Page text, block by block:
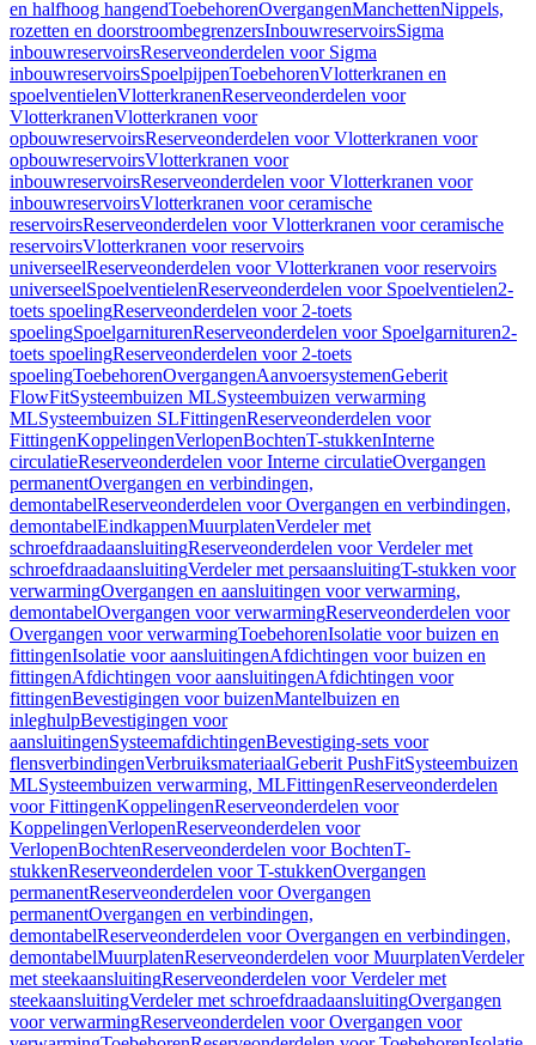
en halfhoog hangendToebehorenOvergangenManchettenNippels,
rozetten en doorstroombegrenzersInbouwreservoirsSigma
inbouwreservoirsReserveonderdelen voor Sigma
inbouwreservoirsSpoelpijpenToebehorenVlotterkranen en
spoelventielenVlotterkranenReserveonderdelen voor
VlotterkranenVlotterkranen voor
opbouwreservoirsReserveonderdelen voor Vlotterkranen voor
opbouwreservoirsVlotterkranen voor
inbouwreservoirsReserveonderdelen voor Vlotterkranen voor
inbouwreservoirsVlotterkranen voor ceramische
reservoirsReserveonderdelen voor Vlotterkranen voor ceramische
reservoirsVlotterkranen voor reservoirs
universeelReserveonderdelen voor Vlotterkranen voor reservoirs
universeelSpoelventielenReserveonderdelen voor Spoelventielen2-
toets spoelingReserveonderdelen voor 2-toets
spoelingSpoelgarniturenReserveonderdelen voor Spoelgarnituren2-
toets spoelingReserveonderdelen voor 2-toets
spoelingToebehorenOvergangenAanvoersystemenGeberit
FlowFitSysteembuizen MLSysteembuizen verwarming
MLSysteembuizen SLFittingenReserveonderdelen voor
FittingenKoppelingenVerlopenBochtenT-stukkenInterne
circulatieReserveonderdelen voor Interne circulatieOvergangen
permanentOvergangen en verbindingen,
demontabelReserveonderdelen voor Overgangen en verbindingen,
demontabelEindkappenMuurplatenVerdeler met
schroefdraadaansluitingReserveonderdelen voor Verdeler met
schroefdraadaansluitingVerdeler met persaansluitingT-stukken voor
verwarmingOvergangen en aansluitingen voor verwarming,
demontabelOvergangen voor verwarmingReserveonderdelen voor
Overgangen voor verwarmingToebehorenIsolatie voor buizen en
fittingenIsolatie voor aansluitingenAfdichtingen voor buizen en
fittingenAfdichtingen voor aansluitingenAfdichtingen voor
fittingenBevestigingen voor buizenMantelbuizen en
inleghulpBevestigingen voor
aansluitingenSysteemafdichtingenBevestiging-sets voor
flensverbindingenVerbruiksmateriaalGeberit PushFitSysteembuizen
MLSysteembuizen verwarming, MLFittingenReserveonderdelen
voor FittingenKoppelingenReserveonderdelen voor
KoppelingenVerlopenReserveonderdelen voor
VerlopenBochtenReserveonderdelen voor BochtenT-
stukkenReserveonderdelen voor T-stukkenOvergangen
permanentReserveonderdelen voor Overgangen
permanentOvergangen en verbindingen,
demontabelReserveonderdelen voor Overgangen en verbindingen,
demontabelMuurplatenReserveonderdelen voor MuurplatenVerdeler
met steekaansluitingReserveonderdelen voor Verdeler met
steekaansluitingVerdeler met schroefdraadaansluitingOvergangen
voor verwarmingReserveonderdelen voor Overgangen voor